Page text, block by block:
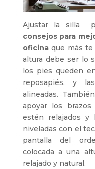
Ajustar la silla
consejos para
oficinaque más te
altura debe ser lo
los pies queden
reposapiés, y
alineadas.
apoyar los
estén relajados y
niveladas con el
pantalla del
colocada a una
relajado y natural.